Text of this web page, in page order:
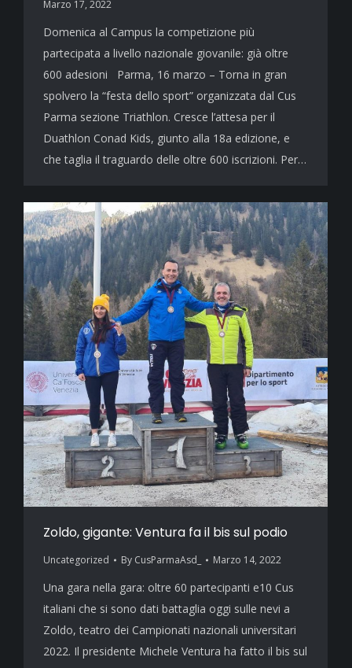
Marzo 17, 2022
Domenica al Campus la competizione più
partecipata a livello nazionale giovanile: già oltre
600 adesioni Parma, 16 marzo – Torna in gran
spolvero la “festa dello sport” organizzata dal Cus
Parma sezione Triathlon. Cresce l’attesa per il
Duathlon Conad Kids, giunto alla 18a edizione, e
che taglia il traguardo delle oltre 600 iscrizioni. Per…
Zoldo, gigante: Ventura fa il bis sul podio
Uncategorized By CusParmaAsd_ Marzo 14, 2022
Una gara nella gara: oltre 60 partecipanti e10 Cus
italiani che si sono dati battaglia oggi sulle nevi a
Zoldo, teatro dei Campionati nazionali universitari
2022. Il presidente Michele Ventura ha fatto il bis sul